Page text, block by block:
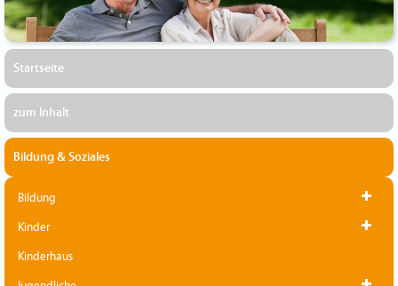
Startseite
zum Inhalt
Bildung & Soziales
Bildung
Kinder
Kinderhaus